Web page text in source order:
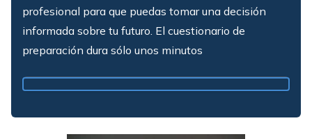
profesional para que puedas tomar una decisión
informada sobre tu futuro. El cuestionario de
preparación dura sólo unos minutos